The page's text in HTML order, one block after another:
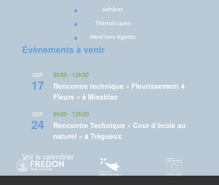
Adhérer
Thématiques
Mentions légales
Évènements à venir
SEP
17
9h30 - 12h30
Rencontre technique « Fleurissement 4
Fleurs » à Missiriac
SEP
24
9h30 - 12h30
Rencontre Technique « Cour d’école au
naturel » à Trégueux
Voir le calendrier